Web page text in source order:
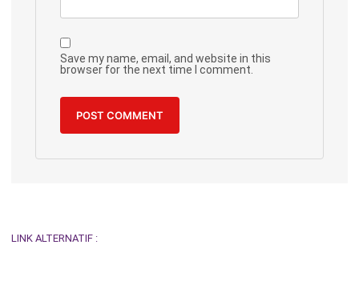
Save my name, email, and website in this
browser for the next time I comment.
LINK ALTERNATIF :